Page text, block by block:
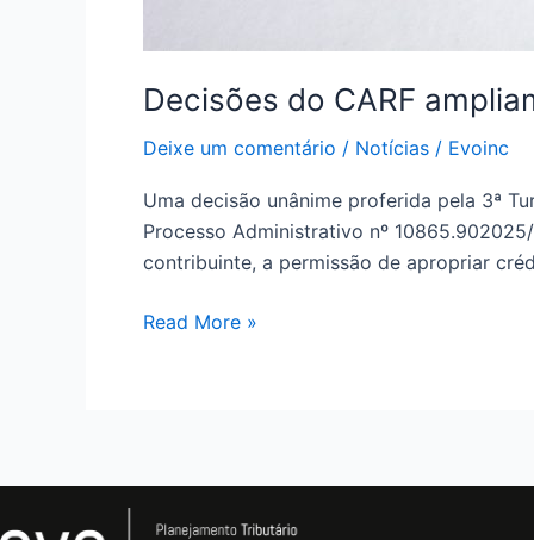
Decisões do CARF
Deixe um comentário / Notícias / Evoinc
Uma decisão unânime proferida pela 3ª
Processo Administrativo nº
contribuinte, a permissão de apropriar
Read More »